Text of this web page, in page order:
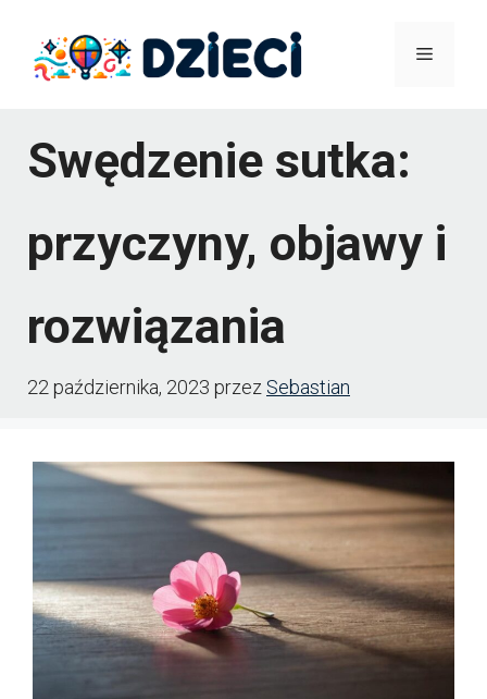
Menu
Swędzenie sutka:
przyczyny, objawy i
rozwiązania
22 października, 2023 przez Sebastian